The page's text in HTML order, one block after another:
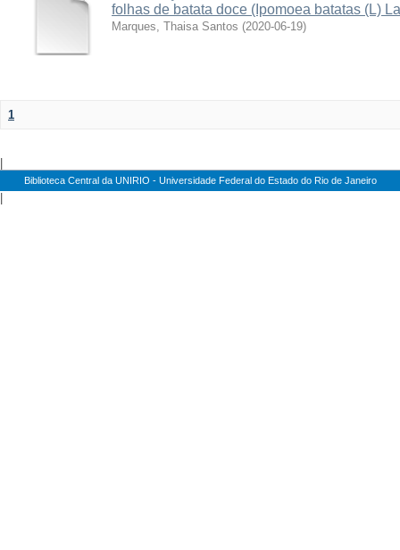
folhas de batata doce (Ipomoea batatas (L)
Marques, Thaisa Santos (2020-06-19)
1
Biblioteca Central da UNIRIO - Universidade Federal do Estado do Rio de Janeiro